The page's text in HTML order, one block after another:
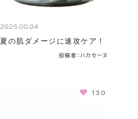
2025.08.04
夏の肌ダメージに速攻ケア！
投稿者：ハカセーヌ
130